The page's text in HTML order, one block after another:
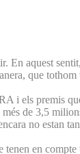
En aquest
que
i els premis
de 3,5
no estan
en